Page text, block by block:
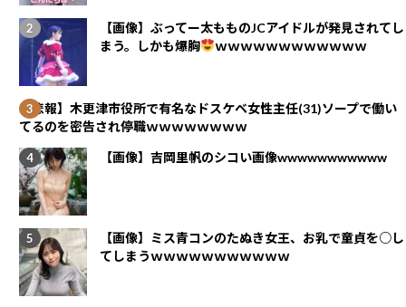
【画像】ぶってー太もものJCアイドルが発見されてし
まう。しかも爆胸
ｗｗｗｗｗｗｗｗｗｗｗｗ
【悲報】木更津市役所で有名なドスケベ女性主任(31)ソープで働い
てるのを密告され停職ｗｗｗｗｗｗｗｗ
【画像】吉岡里帆のシコい画像wwwwwwwwwww
【画像】ミス青コンのたぬき女王、お乳で童貞を○し
てしまうｗｗｗｗｗｗｗｗｗｗｗ